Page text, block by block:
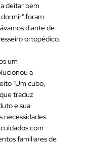
deitar bem
foram
diante de
ortopédico.
um
a
"Um cubo,
traduz
e sua
necessidades:
com
familiares de